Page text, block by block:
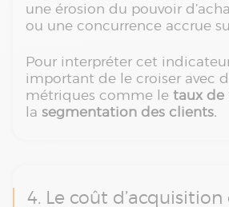
une érosion du pouvoir
ou une concurrence accrue
Pour interpréter cet
important de le croiser avec
métriques comme le taux de
la segmentation des clients.
4. Le coût